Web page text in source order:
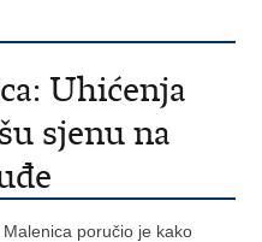
Uhićenja
sjenu na
poručio je kako